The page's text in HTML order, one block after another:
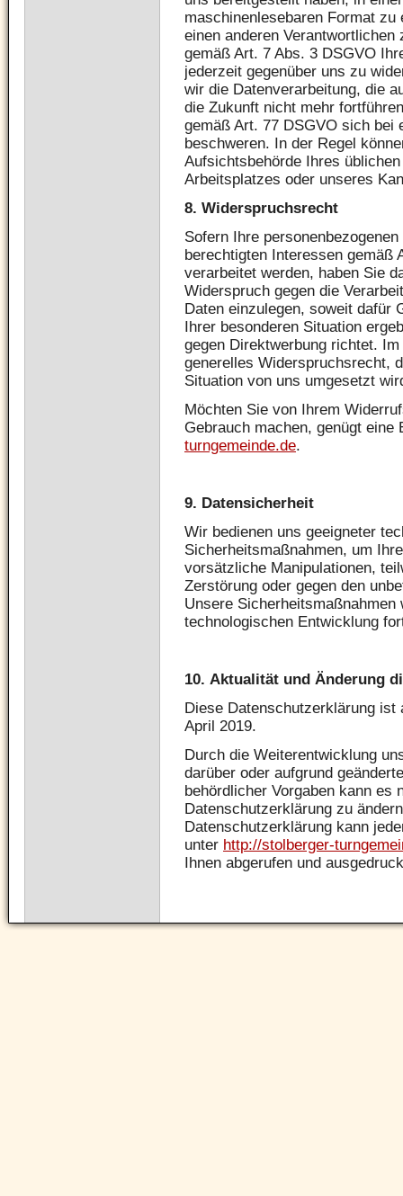
maschinenlesebaren Format
einen anderen Verantwortlichen
gemäß Art. 7 Abs. 3 DSGVO
jederzeit gegenüber uns zu
wir die Datenverarbeitung, die
die Zukunft nicht mehr
gemäß Art. 77 DSGVO sich bei
beschweren. In der Regel
Aufsichtsbehörde Ihres
Arbeitsplatzes oder unseres
8. Widerspruchsrecht
Sofern Ihre
berechtigten Interessen gemäß
verarbeitet werden, haben Sie
Widerspruch gegen die
Daten einzulegen, soweit dafür
Ihrer besonderen Situation
gegen Direktwerbung richtet.
generelles Widerspruchsrecht,
Situation von uns umgesetzt
Möchten Sie von Ihrem
Gebrauch machen, genügt eine
turngemeinde.de.
9. Datensicherheit
Wir bedienen uns geeigneter
Sicherheitsmaßnahmen, um
vorsätzliche Manipulationen,
Zerstörung oder gegen den
Unsere Sicherheitsmaßnahmen
technologischen Entwicklung
10. Aktualität und Änderung
Diese Datenschutzerklärung ist
April 2019.
Durch die Weiterentwicklung
darüber oder aufgrund
behördlicher Vorgaben kann es
Datenschutzerklärung zu
Datenschutzerklärung kann
unter http://stolberger-
Ihnen abgerufen und
Navigation